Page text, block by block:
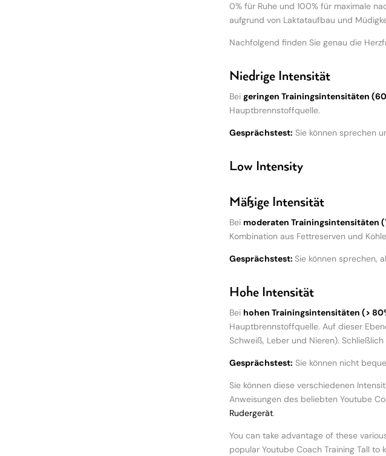
0% für Ruhe und 100% für maximale
aufgrund von Laktataufbau und
Nachfolgend finden Sie genau die
Niedrige Intensität
Bei geringen Trainingsintensitäten
Hauptbrennstoffquelle.
Gesprächstest: Sie können sprechen
Low Intensity
Mäßige Intensität
Bei moderaten Trainingsintensitäten
Kombination aus Fettreserven und
Gesprächstest: Sie können sprechen,
Hohe Intensität
Bei hohen Trainingsintensitäten (>
Hauptbrennstoffquelle. Auf dieser
Schweiß, Leber und Nieren).
Gesprächstest: Sie können nicht
Sie können diese verschiedenen
Anweisungen des beliebten Youtube
Rudergerät.
You can take advantage of these
popular Youtube Coach Training Tall to